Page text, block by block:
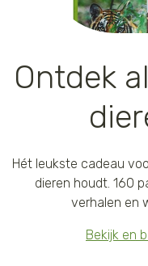
Ontdek
Hét leukste cadeau
dieren houdt. 160
verhalen en
Bekijk en